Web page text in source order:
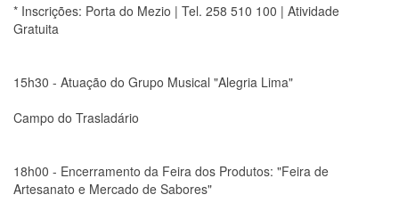
* Inscrições: Porta do Mezio | Tel. 258 510 100 | Atividade
Gratuita
15h30 - Atuação do Grupo Musical "Alegria Lima"
Campo do Trasladário
18h00 - Encerramento da Feira dos Produtos: "Feira de
Artesanato e Mercado de Sabores"